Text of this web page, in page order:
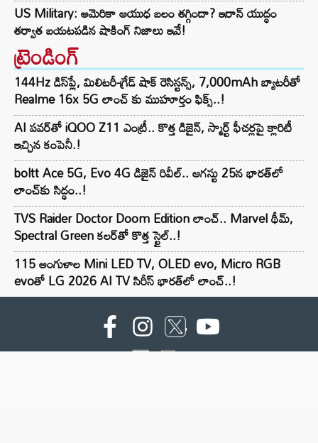
US Military: అమెరికా ఆయుధ బలం తగ్గిందా? ఇరాన్ యుద్ధం
తర్వాత బయటపడిన షాకింగ్ నిజాలు ఇవే!
ట్రెండింగ్‌
144Hz డిస్‌ప్లే, మిలిటరీ-గ్రేడ్ షాక్ రెసిస్టన్స్, 7,000mAh బ్యాటరీతో
Realme 16x 5G లాంచ్ కు ముహూర్తం ఫిక్స్..!
AI పవర్‌తో iQOO Z11 ఎంట్రీ.. కొత్త డిజైన్, స్మార్ట్ ఫీచర్లపై క్లారిటీ
ఇచ్చిన కంపెనీ.!
boltt Ace 5G, Evo 4G డిజైన్ రివీల్.. ఆగస్టు 25న భారత్‌లో
లాంచ్‌కు సిద్ధం..!
TVS Raider Doctor Doom Edition లాంచ్.. Marvel థీమ్,
Spectral Green కలర్‌తో కొత్త స్టైల్..!
115 అంగుళాల Mini LED TV, OLED evo, Micro RGB
evoతో LG 2026 AI TV సిరీస్ భారత్‌లో లాంచ్..!